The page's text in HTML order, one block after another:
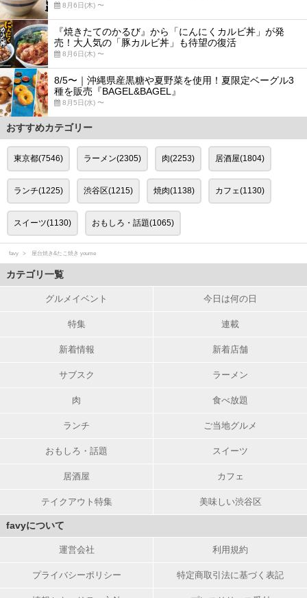
8月6日(木) 〜
『焼きたてのかるび』から「にんにくカルビ丼」が発
売！大人気の「豚カルビ丼」も待望の復活
8月6日(木) 〜
8/5〜｜沖縄県産黒糖や夏野菜を使用！夏限定ベーグル3
種を販売『BAGEL&BAGEL』
8月5日(水) 〜
おすすめカテゴリー
東京都(7546) ラーメン(2305) 肉(2253) 居酒屋(1804)
ランチ(1225) 渋谷区(1215) 焼肉(1138) カフェ(1130)
スイーツ(1130) おもしろ・話題(1065)
favy 屋台焼き&たこ焼き youme
カテゴリ一覧
グルメイベント 今日は何の日
特集 連載
新着情報 新着店舗
サブスク ラーメン
肉 食べ放題
ランチ ご当地グルメ
おもしろ・話題 スイーツ
居酒屋 カフェ
テイクアウト特集 美味しい渋谷区
favyについて
運営会社 利用規約
プライバシーポリシー 特定商取引法に基づく表記